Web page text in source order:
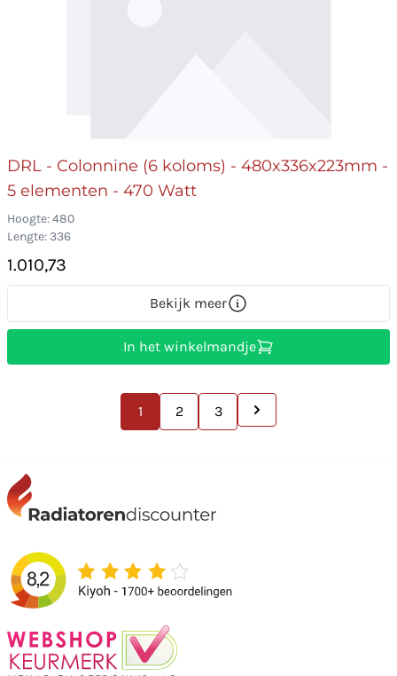
DRL - Colonnine (6 koloms) - 480x336x223mm -
5 elementen - 470 Watt
Hoogte: 480
Lengte: 336
1.010,73
Bekijk meer
In het winkelmandje
1 2 3